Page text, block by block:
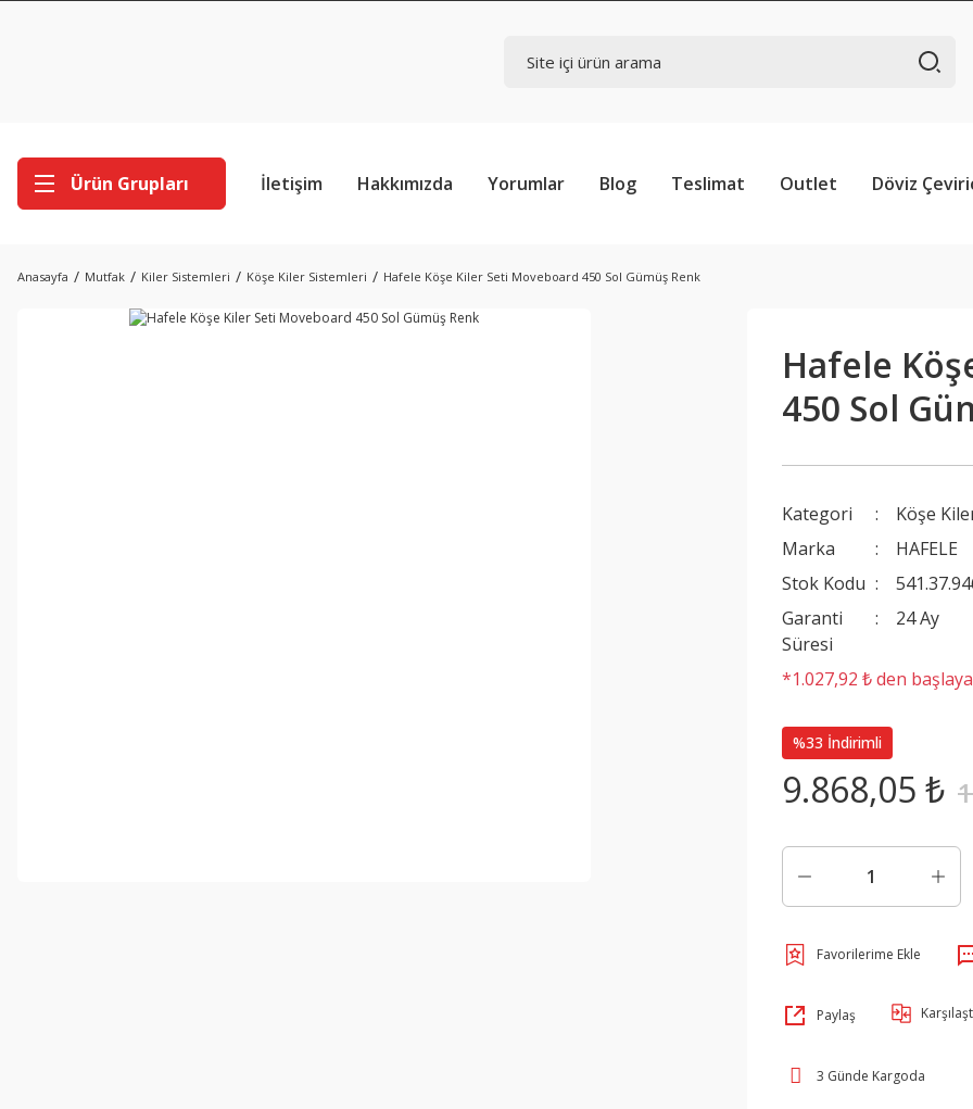
Ürün Grupları İletişim Hakkımızda Yorumlar Blog Teslimat Outlet Döviz
Anasayfa Mutfak Kiler Sistemleri Köşe Kiler Sistemleri Hafele Köşe Kiler Seti Moveboard 450 Sol Gümüş Renk
Hafele
450 Sol
Kategori
Köşe
Marka
HAFELE
Stok Kodu
Garanti
Süresi
24 Ay
*1.027,92 ₺ den
%33 İndirimli
9.868,05 ₺
Paylaş
3 Günde Kargoda